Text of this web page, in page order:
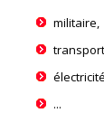
militaire,
...